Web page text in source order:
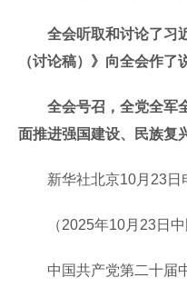
全会听取和讨论了习
（讨论稿）》向全会作了
全会号召，全党全军
面推进强国建设、民族复
新华社北京10月23日
（2025年10月23日中
中国共产党第二十届中